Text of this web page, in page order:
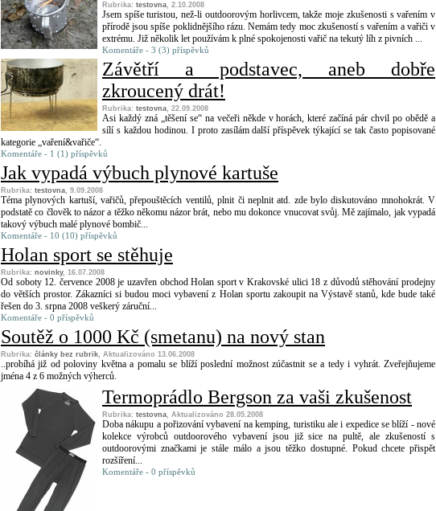
Rubrika: testovna, 2.10.2008
Jsem spíše turistou, než-li outdoorovým horlivcem, takže moje zkušenosti s vařením v
přírodě jsou spíše poklidnějšího rázu. Nemám tedy moc zkušeností s vařením a vařiči v
extrému. Již několik let používám k plné spokojenosti vařič na tekutý líh z pivních ...
Komentáře - 3 (3) příspěvků
Závětří a podstavec, aneb dobře
zkroucený drát!
Rubrika: testovna, 22.09.2008
Asi každý zná „těšení se“ na večeři někde v horách, které začíná pár chvil po obědě a
sílí s každou hodinou. I proto zasílám další příspěvek týkající se tak často popisované
kategorie „vaření&vařiče“.
Komentáře - 1 (1) příspěvků
Jak vypadá výbuch plynové kartuše
Rubrika: testovna, 9.09.2008
Téma plynových kartuší, vařičů, přepouštěcích ventilů, plnit či neplnit atd. zde bylo diskutováno mnohokrát. V
podstatě co člověk to názor a těžko někomu názor brát, nebo mu dokonce vnucovat svůj. Mě zajímalo, jak vypadá
takový výbuch malé plynové bombič...
Komentáře - 10 (10) příspěvků
Holan sport se stěhuje
Rubrika: novinky, 16.07.2008
Od soboty 12. července 2008 je uzavřen obchod Holan sport v Krakovské ulici 18 z důvodů stěhování prodejny
do větších prostor. Zákazníci si budou moci vybavení z Holan sportu zakoupit na Výstavě stanů, kde bude také
řešen do 3. srpna 2008 veškerý záruční...
Komentáře - 0 příspěvků
Soutěž o 1000 Kč (smetanu) na nový stan
Rubrika: články bez rubrik, Aktualizováno 13.06.2008
..probíhá již od poloviny května a pomalu se blíží poslední možnost zúčastnit se a tedy i vyhrát. Zveřejňujeme
jména 4 z 6 možných výherců.
Termoprádlo Bergson za vaši zkušenost
Rubrika: testovna, Aktualizováno 28.05.2008
Doba nákupu a pořizování vybavení na kemping, turistiku ale i expedice se blíží - nové
kolekce výrobců outdoorového vybavení jsou již sice na pultě, ale zkušeností s
outdoorovými značkami je stále málo a jsou těžko dostupné. Pokud chcete přispět
rozšíření...
Komentáře - 0 příspěvků